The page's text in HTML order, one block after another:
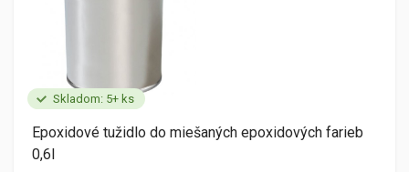
Skladom: 5+ ks
Epoxidové tužidlo do miešaných epoxidových farieb
0,6l